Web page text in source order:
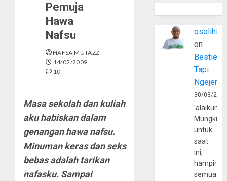
Pemuja
Hawa
Nafsu
HAFSA MUTAZZ
14/02/2009
10
Masa sekolah dan kuliah
aku habiskan dalam
genangan hawa nafsu.
Minuman keras dan seks
bebas adalah tarikan
nafasku. Sampai
osolihin
on
Bestie
Tapi
30/03/
Mungkin
untuk
saat
ini,
hampir
semua